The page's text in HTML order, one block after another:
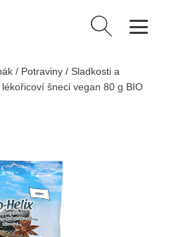
Vyhledávání
/ Potraviny / Sladkosti a
lékořicoví šneci vegan 80 g BIO